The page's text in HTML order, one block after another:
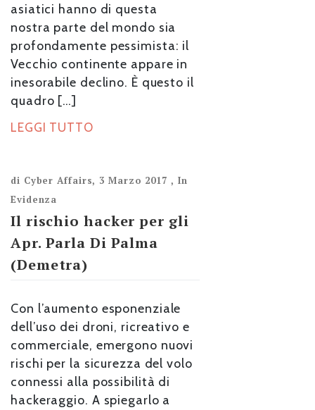
asiatici hanno di questa
nostra parte del mondo sia
profondamente pessimista: il
Vecchio continente appare in
inesorabile declino. È questo il
quadro […]
LEGGI TUTTO
di Cyber Affairs, 3 Marzo 2017 , In
Evidenza
Il rischio hacker per gli
Apr. Parla Di Palma
(Demetra)
Con l’aumento esponenziale
dell’uso dei droni, ricreativo e
commerciale, emergono nuovi
rischi per la sicurezza del volo
connessi alla possibilità di
hackeraggio. A spiegarlo a